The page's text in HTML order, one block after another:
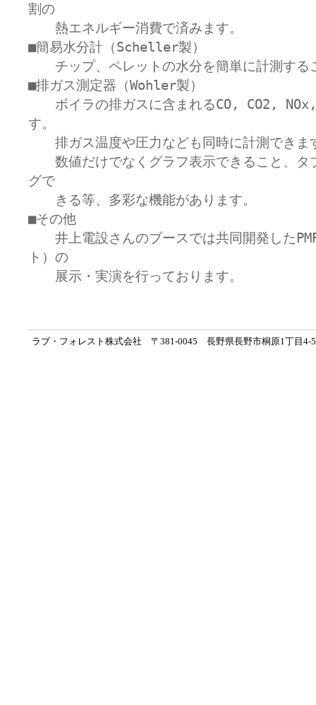
割の
熱エネルギー消費で済みます。
■簡易水分計（Scheller製）
チップ、ペレットの水分を簡単に計測する
■排ガス測定器（Wohler製）
ボイラの排ガスに含まれるCO, CO2, NOx,
す。
排ガス温度や圧力なども同時に計測できま
数値だけでなくグラフ表示できること、タ
グで
きる等、多彩な機能があります。
■その他
井上電設さんのブースでは共同開発した
ト）の
展示・実演を行っております。
ラブ・フォレスト株式会社 〒381-0045 長野県長野市桐原1丁目4-